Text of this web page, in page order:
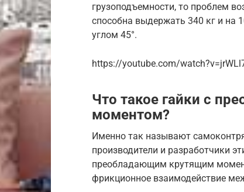
грузоподъемности, то проблем
способна выдержать 340 кг и на
углом 45°.
https://youtube.com/
Что такое гайки с
моментом?
Именно так называют
производители и разработчики
преобладающим крутящим
фрикционное взаимодействие